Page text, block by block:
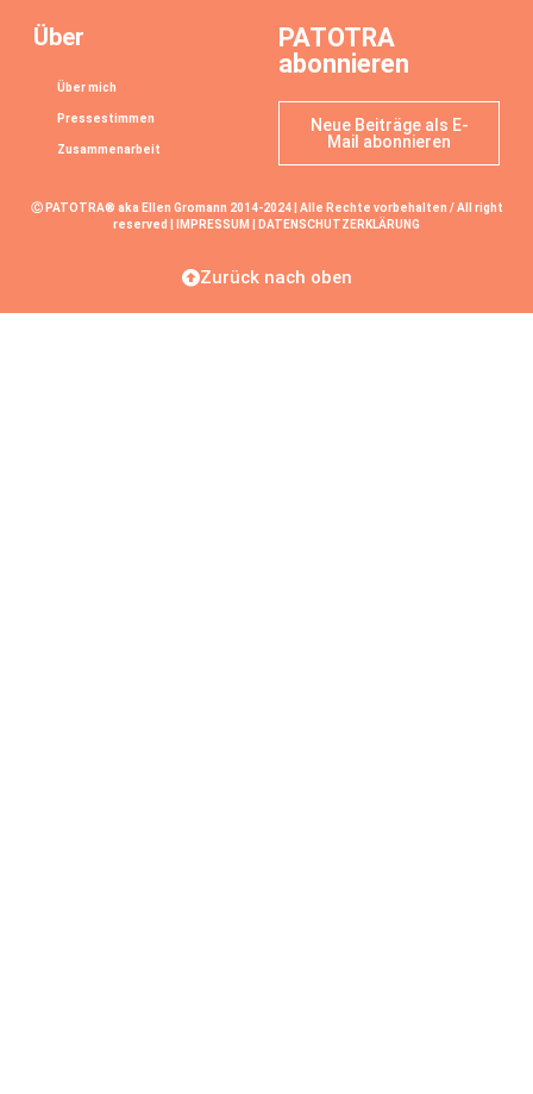
Über
Über mich
Pressestimmen
Zusammenarbeit
PATOTRA
abonnieren
Neue Beiträge als E-
Mail abonnieren
Ⓒ PATOTRA® aka Ellen Gromann 2014-2024 | Alle Rechte vorbehalten / All right
reserved |
IMPRESSUM DATENSCHUTZERKLÄRUNG
Zurück nach oben